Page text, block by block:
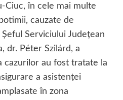
Ciuc, în cele mai multe
cauzate de
Serviciului Judeţean
dr. Péter Szilárd, a
cazurilor au fost tratate la
a asistenţei
în zona